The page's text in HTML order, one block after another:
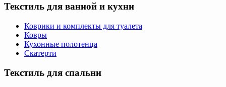
Текстиль для ванной и кухни
Коврики и комплекты для туалета
Ковры
Кухонные полотенца
Скатерти
Текстиль для спальни